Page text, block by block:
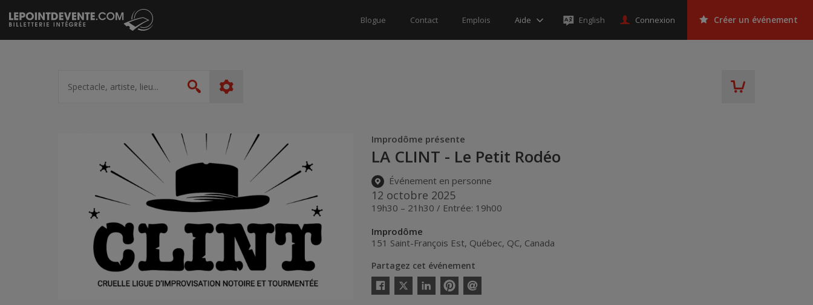
Passer
au
contenu
Blogue Contact Emplois Aide English Connexion Créer un événement
artiste,
lieu...
Rechercher
Improdôme présente
LA CLINT - Le Petit Rodéo
Événement en personne
12 octobre 2025
19h30 – 21h30 / Entrée: 19h00
Improdôme
151 Saint-François Est, Québec, QC, Canada
Partagez cet événement
Facebook
Twitter
LinkedinPinterestEnvoyer